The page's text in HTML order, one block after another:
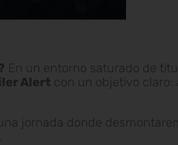
En un entorno saturado de
Alert con un objetivo claro:
jornada donde